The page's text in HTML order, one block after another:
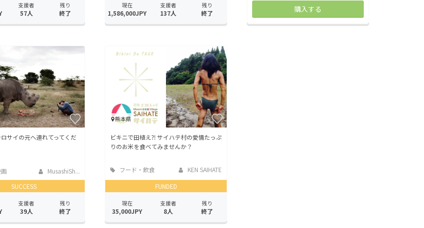
支援者
57人
残り
終了
現在
1,586,000JPY
支援者
137人
残り
終了 購入する
サイの元へ連れてってくだ
MusashiSh...
SUCCESS
支援者
39人
残り
終了
熊本県
ビキニで田植え⁈ サイハテ村の愛情たっぷ
りのお米を食べてみませんか？
フード・飲食
店
KEN SAIHATE
FUNDED
現在
35,000JPY
支援者
8人
残り
終了